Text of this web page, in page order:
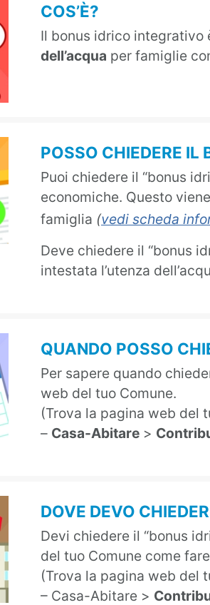
COS’È?
Il bonus idrico integrativo
dell’acqua per famiglie
POSSO CHIEDERE IL
Puoi chiedere il “bonus
economiche. Questo
famiglia (vedi scheda
Deve chiedere il “bonus
intestata l’utenza
QUANDO POSSO
Per sapere quando
web del tuo Comune.
(Trova la pagina web del
– Casa-Abitare >
DOVE DEVO
Devi chiedere il “bonus
del tuo Comune come
(Trova la pagina web del
– Casa-Abitare >